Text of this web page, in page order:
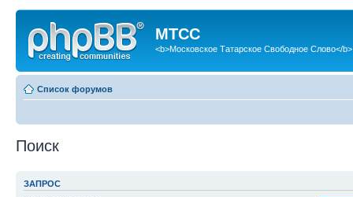
МТСС
<b>Московское Татарское Свободное Слово</b>
Список форумов
Поиск
ЗАПРОС